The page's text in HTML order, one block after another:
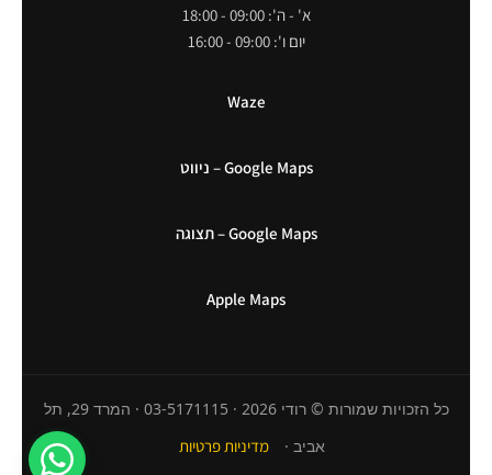
א' - ה': 09:00 - 18:00
יום ו': 09:00 - 16:00
Waze
Google Maps – ניווט
Google Maps – תצוגה
Apple Maps
כל הזכויות שמורות © רודי 2026 · 03-5171115 · המרד 29, תל
אביב ·
מדיניות פרטיות